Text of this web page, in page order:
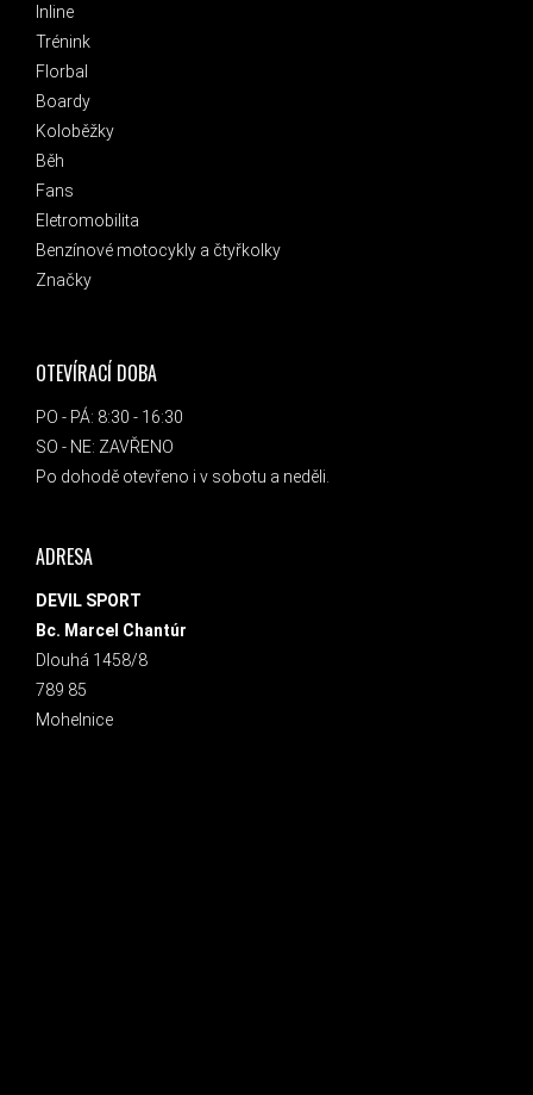
Inline
Trénink
Florbal
Boardy
Koloběžky
Běh
Fans
Eletromobilita
Benzínové motocykly a čtyřkolky
Značky
OTEVÍRACÍ DOBA
PO - PÁ: 8:30 - 16:30
SO - NE: ZAVŘENO
Po dohodě otevřeno i v sobotu a neděli.
ADRESA
DEVIL SPORT
Bc. Marcel Chantúr
Dlouhá 1458/8
789 85
Mohelnice